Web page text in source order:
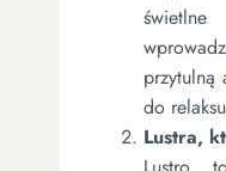
przytulną
do
Lustra,